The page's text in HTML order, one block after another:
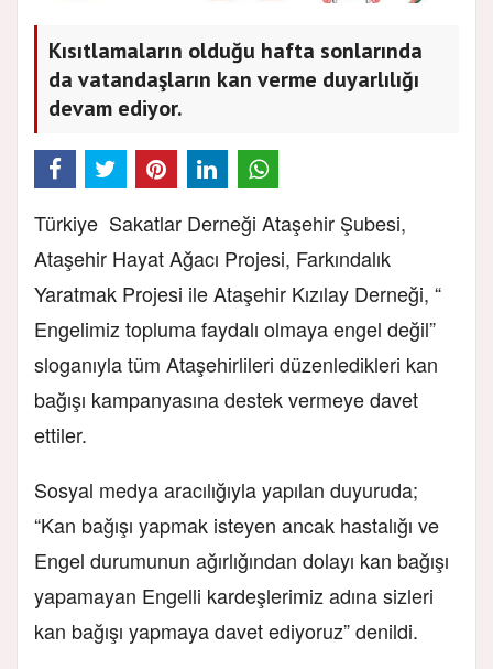
Kısıtlamaların olduğu hafta sonlarında
da vatandaşların kan verme duyarlılığı
devam ediyor.
Türkiye Sakatlar Derneği Ataşehir Şubesi,
Ataşehir Hayat Ağacı Projesi, Farkındalık
Yaratmak Projesi ile Ataşehir Kızılay Derneği, “
Engelimiz topluma faydalı olmaya engel değil”
sloganıyla tüm Ataşehirlileri düzenledikleri kan
bağışı kampanyasına destek vermeye davet
ettiler.
Sosyal medya aracılığıyla yapılan duyuruda;
“Kan bağışı yapmak isteyen ancak hastalığı ve
Engel durumunun ağırlığından dolayı kan bağışı
yapamayan Engelli kardeşlerimiz adına sizleri
kan bağışı yapmaya davet ediyoruz” denildi.